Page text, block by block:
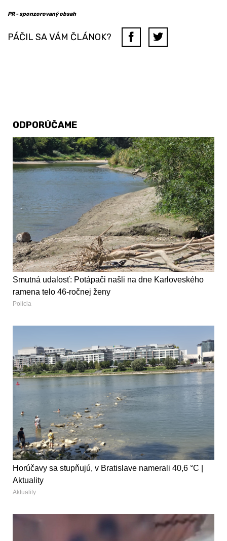
PR - sponzorovaný obsah
PÁČIL SA VÁM ČLÁNOK?
ODPORÚČAME
Smutná udalosť: Potápači našli na dne Karloveského
ramena telo 46-ročnej ženy
Polícia
Horúčavy sa stupňujú, v Bratislave namerali 40,6 °C |
Aktuality
Aktuality